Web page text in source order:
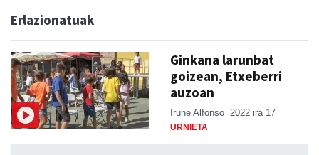
Erlazionatuak
Ginkana larunbat
goizean, Etxeberri
auzoan
Irune Alfonso 2022 ira 17
URNIETA